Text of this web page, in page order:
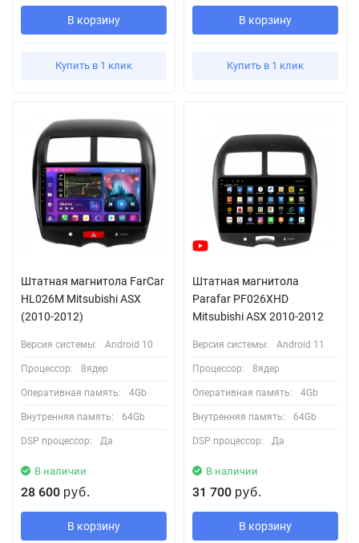
В корзину
Купить в 1 клик
В корзину
Купить в 1 клик
Штатная магнитола FarCar
HL026M Mitsubishi ASX
(2010-2012)
Версия системы: Android 10
Процессор: 8ядер
Оперативная память: 4Gb
Внутренняя память: 64Gb
DSP процессор: Да
В наличии
28 600 руб.
В корзину
Штатная магнитола
Parafar PF026XHD
Mitsubishi ASX 2010-2012
Версия системы: Android 11
Процессор: 8ядер
Оперативная память: 4Gb
Внутренняя память: 64Gb
DSP процессор: Да
В наличии
31 700 руб.
В корзину